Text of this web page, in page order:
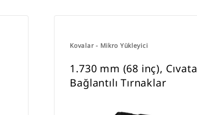
Kovalar - Mikro Yükleyici
1.730 mm (68 inç), Cıvata
Bağlantılı Tırnaklar